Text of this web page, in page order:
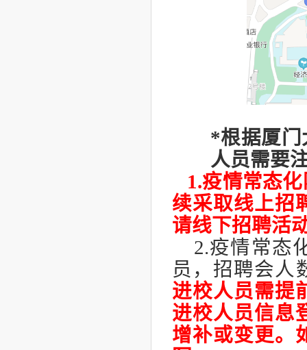
*根据厦门
人员需要
1.疫情常态
续采取线上招
请线下招聘活
2.疫情常态
员，招聘会人
进校人员需提
进校人员信息
增补或变更。